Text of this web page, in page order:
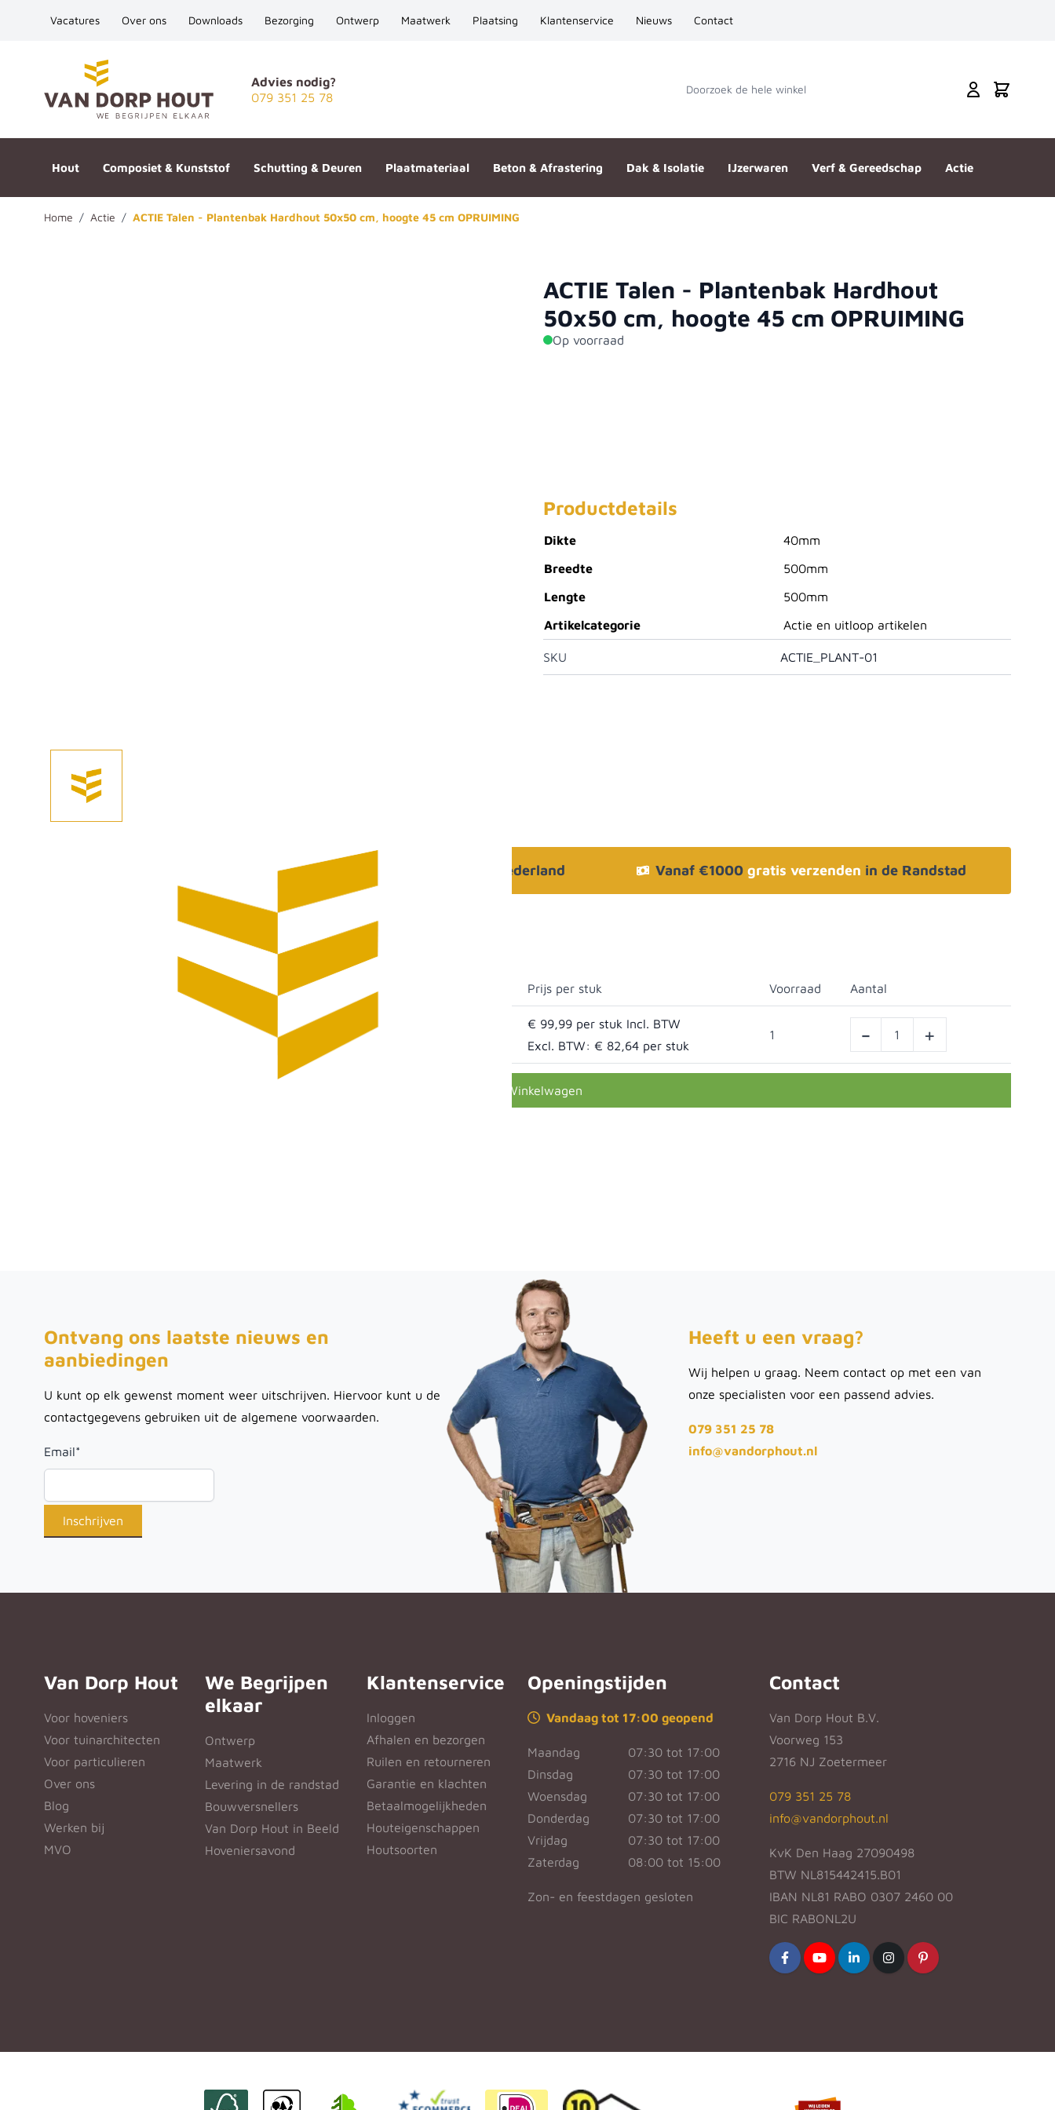
Vacatures Over ons Downloads Bezorging Ontwerp Maatwerk Plaatsing Klantenservice Nieuws Contact
Advies nodig?
079 351 25 78
Doorzoek de hele winkel Cart
Hout Composiet & Kunststof Schutting & Deuren Plaatmateriaal Beton & Afrastering Dak & Isolatie IJzerwaren Verf & Gereedschap Actie
Home / Actie / ACTIE Talen - Plantenbak Hardhout 50x50 cm, hoogte 45 cm OPRUIMING
ACTIE Talen - Plantenbak Hardhout 50x50 cm, hoogte 45 cm OPRUIMING
ACTIE Talen - Plantenbak Hardhout
50x50 cm, hoogte 45 cm OPRUIMING
Op voorraad
Productdetails
Dikte
40mm
Breedte
500mm
Lengte
500mm
Artikelcategorie
Actie en uitloop artikelen
SKU ACTIE_PLANT-01
Afhalen? Kom gerust langs Bezorgen in heel Nederland Vanaf €1000 gratis verzenden in de Randstad
Selecteer afmetingen
Selecteer de gewenste afmetingen Prijs per stuk Voorraad Aantal
ACTIE Talen - Plantenbak Hardhout 50x50 cm, hoogte 45 cm OPRUIMING
€ 99,99
Excl. BTW: € 82,64
1 - +
In Winkelwagen
Ontvang ons laatste nieuws en
aanbiedingen
U kunt op elk gewenst moment weer uitschrijven. Hiervoor kunt u de
contactgegevens gebruiken uit de algemene voorwaarden.
Email*
Heeft u een vraag?
Wij helpen u graag. Neem contact op met een van
onze specialisten voor een passend advies.
079 351 25 78
info@vandorphout.nl
Van Dorp Hout
Voor hoveniers
Voor tuinarchitecten
Voor particulieren
Over ons
Blog
Werken bij
MVO
We Begrijpen
elkaar
Ontwerp
Maatwerk
Levering in de randstad
Bouwversnellers
Van Dorp Hout in Beeld
Hoveniersavond
Klantenservice
Inloggen
Afhalen en bezorgen
Ruilen en retourneren
Garantie en klachten
Betaalmogelijkheden
Houteigenschappen
Houtsoorten
Openingstijden
Vandaag tot 17:00 geopend
Maandag
07:30 tot 17:00
Dinsdag
07:30 tot 17:00
Woensdag
07:30 tot 17:00
Donderdag
07:30 tot 17:00
Vrijdag
07:30 tot 17:00
Zaterdag
08:00 tot 15:00
Zon- en feestdagen gesloten
Contact
Van Dorp Hout B.V.
Voorweg 153
2716 NJ Zoetermeer
079 351 25 78
info@vandorphout.nl
KvK Den Haag 27090498
BTW NL815442415.B01
IBAN NL81 RABO 0307 2460 00
BIC RABONL2U